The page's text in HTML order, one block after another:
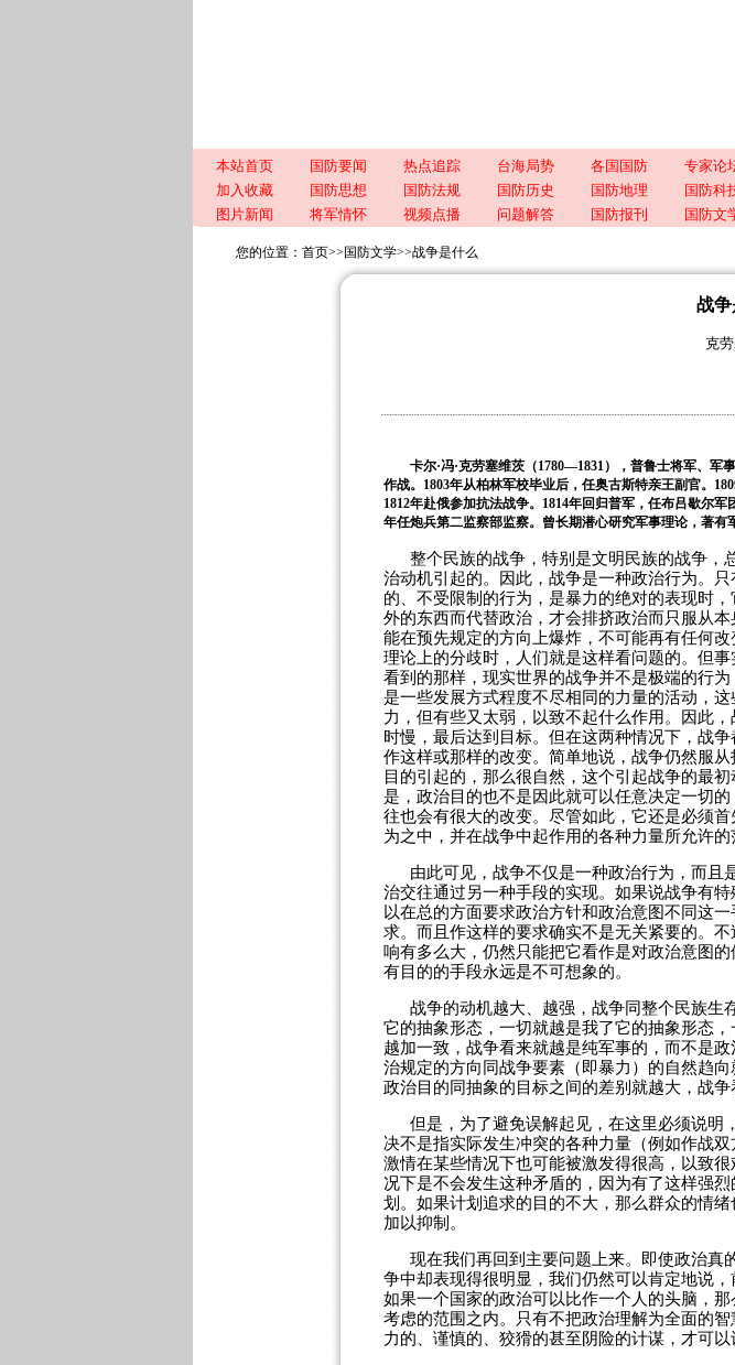
本站首页 国防要闻 热点追踪 台海局势 各国国防 专家论
加入收藏
国防思想 国防法规 国防历史 国防地理 国防科
图片新闻
将军情怀 视频点播 问题解答 国防报刊 国防文
您的位置： 首页>> 国防文学>>战争是什么
战争
克
卡尔·冯·克劳塞维茨（1780—1831），普鲁士将军、军
作战。 1803年从柏林军校毕业后，任奥古斯特亲王副官。
1812年赴俄参加抗法战争。 1814年回归普军，任布吕歇尔军
年任炮兵第二监察部监察。曾长期潜心研究军事理论，著有
整个民族的战争，特别是文明民族的战争，
治动机引起的。因此，战争是一种政治行为。
的、不受限制的行为，是暴力的绝对的表现时
外的东西而代替政治，才会排挤政治而只服从
能在预先规定的方向上爆炸，不可能再有任何
理论上的分歧时，人们就是这样看问题的。但
看到的那样，现实世界的战争并不是极端的行
是一些发展方式程度不尽相同的力量的活动，
力，但有些又太弱，以致不起什么作用。因此
时慢，最后达到目标。但在这两种情况下，战
作这样或那样的改变。简单地说，战争仍然服
目的引起的，那么很自然，这个引起战争的最
是，政治目的也不是因此就可以任意决定一切
往也会有很大的改变。尽管如此，它还是必须
为之中，并在战争中起作用的各种力量所允许的
由此可见，战争不仅是一种政治行为，而且
治交往通过另一种手段的实现。如果说战争有
以在总的方面要求政治方针和政治意图不同这
求。而且作这样的要求确实不是无关紧要的。
响有多么大，仍然只能把它看作是对政治意图
有目的的手段永远是不可想象的。
战争的动机越大、越强，战争同整个民族生
它的抽象形态，一切就越是我了它的抽象形态
越加一致，战争看来就越是纯军事的，而不是
治规定的方向同战争要素（即暴力）的自然趋
政治目的同抽象的目标之间的差别就越大，战争
但是，为了避免误解起见，在这里必须说明
决不是指实际发生冲突的各种力量（例如作战
激情在某些情况下也可能被激发得很高，以致
况下是不会发生这种矛盾的，因为有了这样强
划。如果计划追求的目的不大，那么群众的情
加以抑制。
现在我们再回到主要问题上来。即使政治真
争中却表现得很明显，我们仍然可以肯定地说
如果一个国家的政治可以比作一个人的头脑，
考虑的范围之内。只有不把政治理解为全面的
力的、谨慎的、狡猾的甚至阴险的计谋，才可